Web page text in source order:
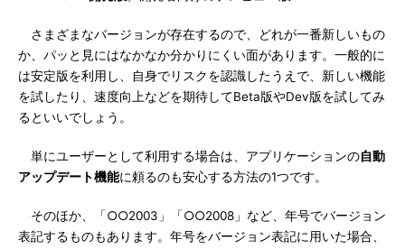
さまざまなバージョンが存在するので、どれが一番新しいもの
か、パッと見にはなかなか分かりにくい面があります。一般的に
は安定版を利用し、自身でリスクを認識したうえで、新しい機能
を試したり、速度向上などを期待してBeta版やDev版を試してみ
るといいでしょう。
単にユーザーとして利用する場合は、アプリケーションの自動
アップデート機能に頼るのも安心する方法の1つです。
そのほか、「○○2003」「○○2008」など、年号でバージョン
表記するものもあります。年号をバージョン表記に用いた場合、